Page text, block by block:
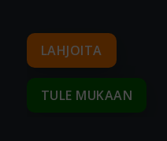
LAHJOITA
TULE MUKAAN